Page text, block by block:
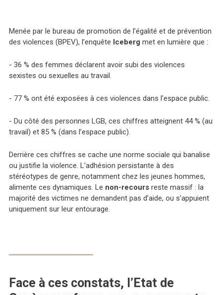
Menée par le bureau de promotion de l’égalité et de prévention
des violences (BPEV), l’enquête Iceberg met en lumière que :
- 36 % des femmes déclarent avoir subi des violences
sexistes ou sexuelles au travail.
- 77 % ont été exposées à ces violences dans l’espace public.
- Du côté des personnes LGB, ces chiffres atteignent 44 % (au
travail) et 85 % (dans l’espace public).
Derrière ces chiffres se cache une norme sociale qui banalise
ou justifie la violence. L’adhésion persistante à des
stéréotypes de genre, notamment chez les jeunes hommes,
alimente ces dynamiques. Le non-recours reste massif : la
majorité des victimes ne demandent pas d’aide, ou s’appuient
uniquement sur leur entourage.
Face à ces constats, l’Etat de